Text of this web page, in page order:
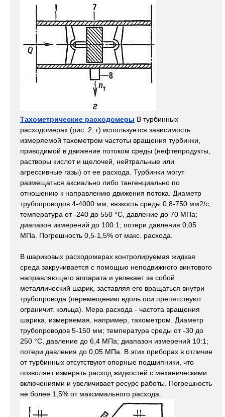
Тахометрические расходомеры В турбинных
расходомерах (рис. 2, г) используется зависимость
измеряемой тахометром частоты вращения турбинки,
приводимой в движение потоком среды (нефтепродукты,
растворы кислот и щелочей, нейтральные или
агрессивные газы) от ее расхода. Турбинки могут
размещаться аксиально либо тангенциально по
отношению к направлению движения потока. Диаметр
трубопроводов 4-4000 мм; вязкость среды 0,8-750 мм2/с;
температура от -240 до 550 °С, давление до 70 МПа;
диапазон измерений до 100:1; потери давления 0,05
МПа. Погрешность 0,5-1,5% от макс. расхода.
В шариковых расходомерах контролируемая жидкая
среда закручивается с помощью неподвижного винтового
направляющего аппарата и увлекает за собой
металлический шарик, заставляя его вращаться внутри
трубопровода (перемещению вдоль оси препятствуют
ограничит. кольца). Мера расхода - частота вращения
шарика, измеряемая, например, тахометром. Диаметр
трубопроводов 5-150 мм; температура среды от -30 до
250 °С, давление до 6,4 МПа; диапазон измерений 10:1;
потери давления до 0,05 МПа. В этих приборах в отличие
от турбинных отсутствуют опорные подшипники, что
позволяет измерять расход жидкостей с механическими
включениями и увеличивает ресурс работы. Погрешность
не более 1,5% от максимального расхода.